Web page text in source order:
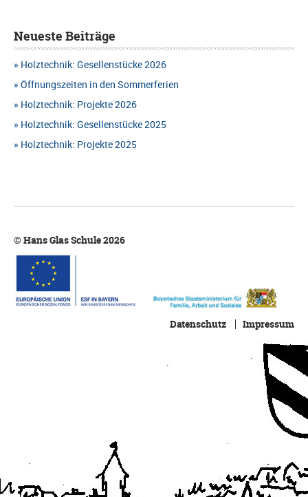
Neueste Beiträge
Holztechnik: Gesellenstücke 2026
Öffnungszeiten in den Sommerferien
Holztechnik: Projekte 2026
Holztechnik: Gesellenstücke 2025
Holztechnik: Projekte 2025
© Hans Glas Schule 2026
Datenschutz Impressum